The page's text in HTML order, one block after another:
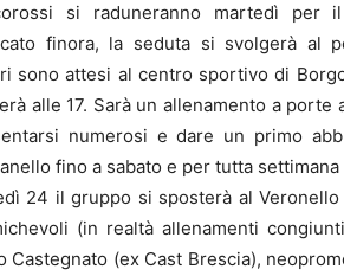
si raduneranno martedì per
finora, la seduta si svolgerà al
sono attesi al centro sportivo di
alle 17. Sarà un allenamento a
numerosi e dare un primo
fino a sabato e per tutta
24 il gruppo si sposterà al
(in realtà allenamenti
Castegnato (ex Cast Brescia),